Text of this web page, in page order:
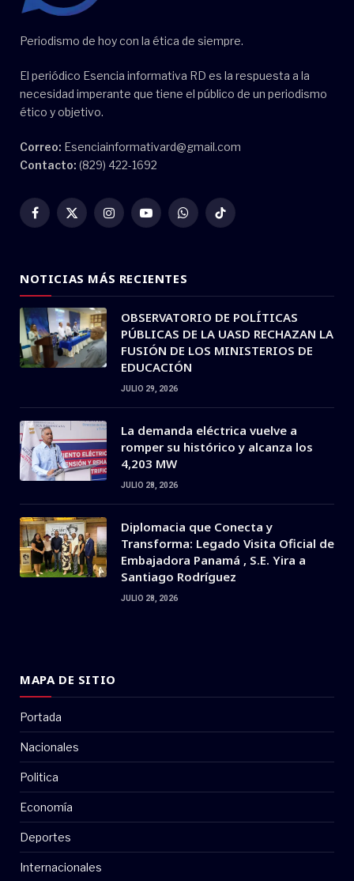
Periodismo de hoy con la ética de siempre.
El periódico Esencia informativa RD es la respuesta a la
necesidad imperante que tiene el público de un periodismo
ético y objetivo.
Correo: Esenciainformativard@gmail.com
Contacto: (829) 422-1692
Facebook
X
InstagramYouTubeWhatsAppTikTok
NOTICIAS MÁS RECIENTES
OBSERVATORIO DE POLÍTICAS
PÚBLICAS DE LA UASD RECHAZAN LA
FUSIÓN DE LOS MINISTERIOS DE
EDUCACIÓN
JULIO 29, 2026
La demanda eléctrica vuelve a
romper su histórico y alcanza los
4,203 MW
JULIO 28, 2026
Diplomacia que Conecta y
Transforma: Legado Visita Oficial de
Embajadora Panamá , S.E. Yira a
Santiago Rodríguez
JULIO 28, 2026
MAPA DE SITIO
Portada
Nacionales
Politica
Economía
Deportes
Internacionales